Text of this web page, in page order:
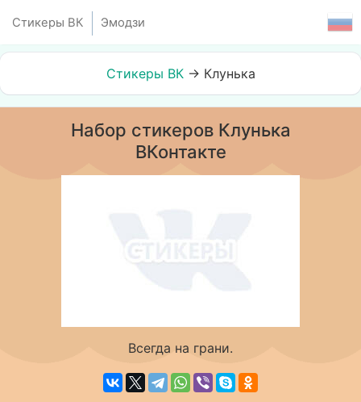
Стикеры ВК Эмодзи
Стикеры ВК→ Клунька
Набор стикеров Клунька
ВКонтакте
Всегда на грани.